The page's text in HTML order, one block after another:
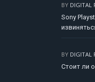
BY DIGITAL
Sony
BY DIGITAL
Стоит ли